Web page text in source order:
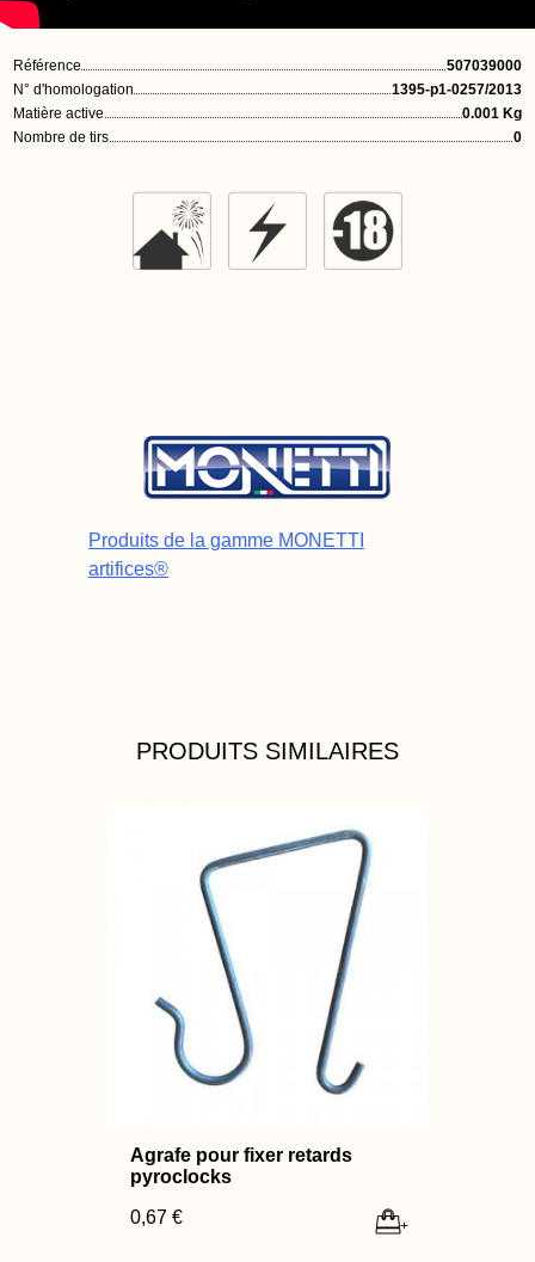
Référence
507039000
N° d'homologation
1395-p1-0257/2013
Matière active
0.001 Kg
Nombre de tirs
0
Produits de la gamme MONETTI
artifices®
PRODUITS SIMILAIRES
Agrafe pour fixer retards
pyroclocks
0,67 €
+